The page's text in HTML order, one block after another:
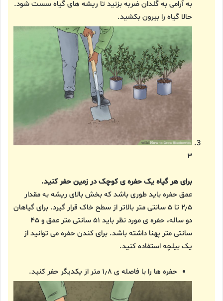
به آرامی به گلدان ضربه بزنید تا ریشه های گیاه سست شود.
حالا گیاه را بیرون بکشید.
۳
برای هر گیاه یک حفره ی کوچک در زمین حفر کنید.
عمق حفره باید طوری باشد که بخش بالای ریشه به مقدار
۲٫۵ تا ۵ سانتی متر بالاتر از سطح خاک قرار گیرد. برای گیاهان
دو ساله، حفره ی مورد نظر باید ۵۱ سانتی متر عمق و ۴۵
سانتی متر پهنا داشته باشد. برای کندن حفره می توانید از
یک بیلچه استفاده کنید.
حفره ها را با فاصله ی ۱٫۸ متر از یکدیگر حفر کنید.